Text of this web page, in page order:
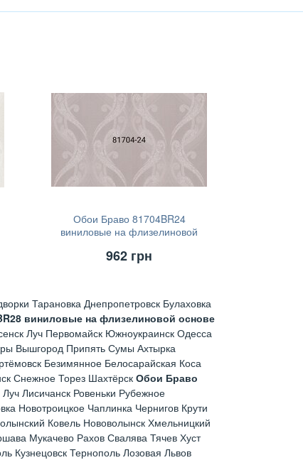
Обои Браво 81704BR24
виниловые на флизелиновой
962 грн
Тарановка Днепропетровск Булаховка
виниловые на флизелиновой основе
Луч Первомайск Южноукраинск Одесса
Вышгород Припять Сумы Ахтырка
Безимянное Белосарайская Коса
Снежное Торез Шахтёрск Обои Браво
Лисичанск Ровеньки Рубежное
Новотроицкое Чаплинка Чернигов Крути
Ковель Нововолынск Хмельницкий
Мукачево Рахов Свалява Тячев Хуст
Кузнецовск Тернополь Лозовая Львов